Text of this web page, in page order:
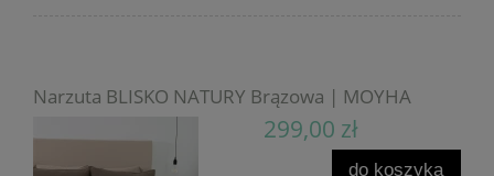
Narzuta BLISKO NATURY Brązowa | MOYHA
299,00 zł
do koszyka